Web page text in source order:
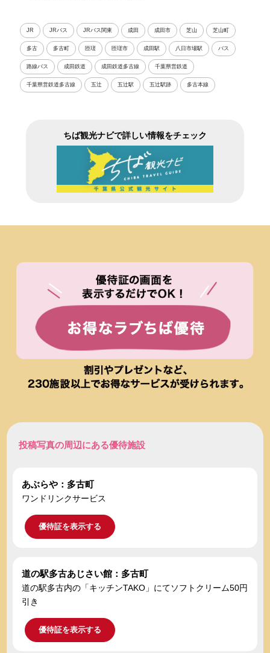
JR JRバス JRバス関東 成田 成田市 芝山 芝山町
多古 多古町 匝瑳 匝瑳市 成田駅 八日市場駅 バス
路線バス 成田鉄道 成田鉄道多古線 千葉県営鉄道
千葉県営鉄道多古線 五辻 五辻駅 五辻駅跡 多古本線
ちば観光ナビで詳しい情報をチェック
投稿写真の周辺にある優待施設
あぶらや：多古町
ワンドリンクサービス
優待証を表示する
道の駅多古あじさい館：多古町
道の駅多古内の「キッチンTAKO」にてソフトクリーム50円
引き
優待証を表示する